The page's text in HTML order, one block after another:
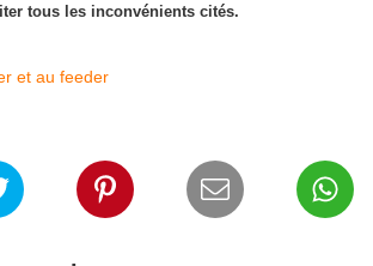
tous les inconvénients cités.
et au feeder